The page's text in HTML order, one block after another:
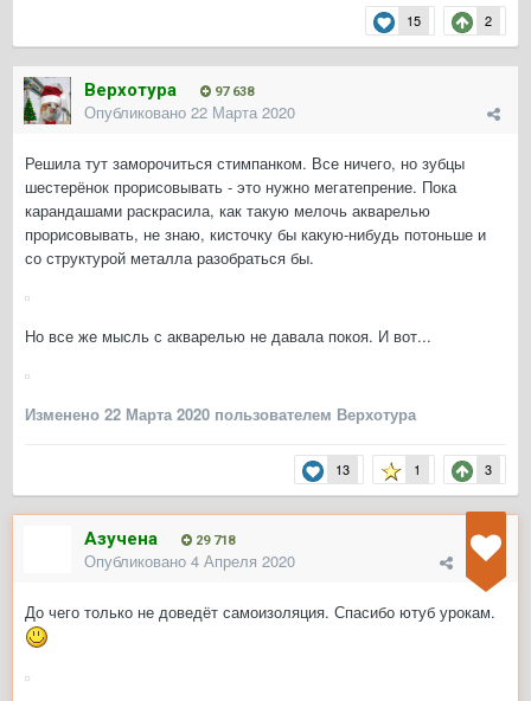
15 2
Верхотура 97 638
Опубликовано 22 Марта 2020
Решила тут заморочиться стимпанком. Все ничего, но зубцы
шестерёнок прорисовывать - это нужно мегатепрение. Пока
карандашами раскрасила, как такую мелочь акварелью
прорисовывать, не знаю, кисточку бы какую-нибудь потоньше и
со структурой металла разобраться бы.
Но все же мысль с акварелью не давала покоя. И вот...
Изменено 22 Марта 2020 пользователем Верхотура
13 1 3
Азучена 29 718
Опубликовано 4 Апреля 2020
До чего только не доведёт самоизоляция. Спасибо ютуб урокам.